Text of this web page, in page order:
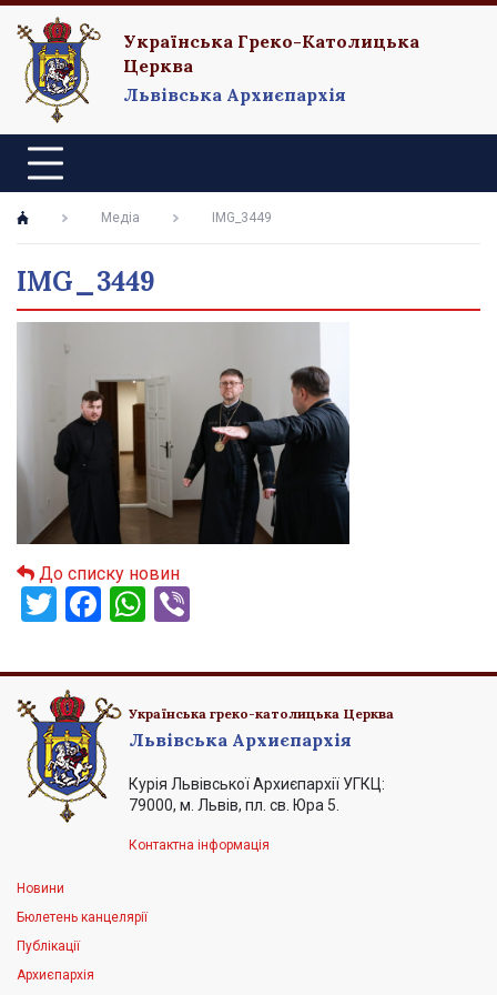
Українська Греко-Католицька
Церква
Львівська Архиєпархія
Медіа IMG_3449
IMG_3449
До списку новин
Twitter
Facebook
WhatsApp
Українська греко-католицька Церква
Львівська Архиєпархія
Курія Львівської Архиєпархії УГКЦ:
79000, м. Львів, пл. св. Юра 5.
Контактна інформація
Новини
Бюлетень канцелярії
Публікації
Архиєпархія